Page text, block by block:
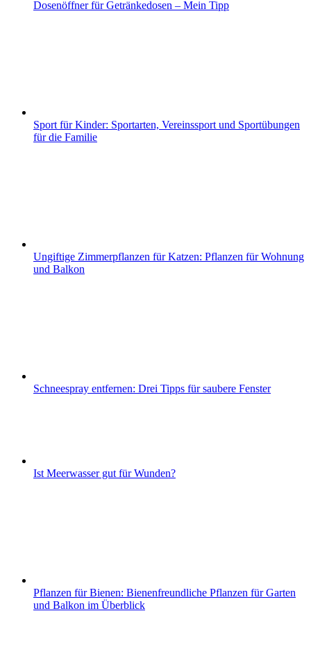
Dosenöffner für Getränkedosen – Mein Tipp
Sport für Kinder: Sportarten, Vereinssport und Sportübungen
für die Familie
Ungiftige Zimmerpflanzen für Katzen: Pflanzen für Wohnung
und Balkon
Schneespray entfernen: Drei Tipps für saubere Fenster
Ist Meerwasser gut für Wunden?
Pflanzen für Bienen: Bienenfreundliche Pflanzen für Garten
und Balkon im Überblick